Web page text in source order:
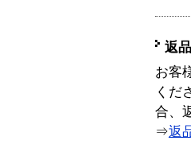
返
お客
くだ
合、
⇒返